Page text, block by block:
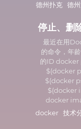
德州扑克 德
停止、删
最近在用
的命令，年
的ID docker
$(docker
$(docker
$(docker
docker
docker 技术